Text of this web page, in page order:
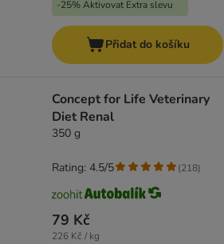
-25% Aktivovat Extra slevu
Přidat do košíku
Concept for Life Veterinary
Diet Renal
350 g
79 Kč
226 Kč / kg
Rating: 4.5/5 (218)